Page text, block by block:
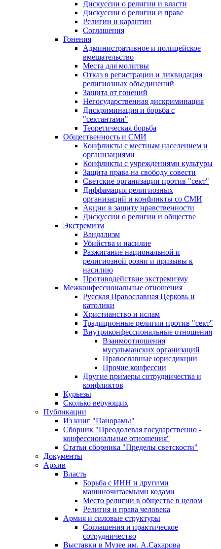
Дискуссии о религии и власти
Дискуссии о религии и праве
Религии и карантин
Соглашения
Гонения
Административное и полицейское
вмешательство
Места для молитвы
Отказ в регистрации и ликвидация
религиозных объединений
Защита от гонений
Негосударственная дискриминация
Дискриминация и борьба с
"сектантами"
Теоретическая борьба
Общественность и СМИ
Конфликты с местным населением и
организациями
Конфликты с учреждениями культуры
Защита права на свободу совести
Светские организации против "сект"
Диффамация религиозных
организаций и конфликты со СМИ
Акции в защиту нравственности
Дискуссии о религии и обществе
Экстремизм
Вандализм
Убийства и насилие
Разжигание национальной и
религиозной розни и призывы к
насилию
Противодействие экстремизму
Межконфессиональные отношения
Русская Православная Церковь и
католики
Христианство и ислам
Традиционные религии против "сект"
Внутриконфессиональные отношения
Взаимоотношения
мусульманских организаций
Православные юрисдикции
Прочие конфессии
Другие примеры сотрудничества и
конфликтов
Курьезы
Сколько верующих
Публикации
Из книг "Панорамы"
Сборник "Преодолевая государственно -
конфессиональные отношения"
Статьи сборника "Пределы светскости"
Документы
Архив
Власть
Борьба с ИНН и другими
машиночитаемыми кодами
Место религии в обществе в целом
Религия и права человека
Армия и силовые структуры
Соглашения и практическое
сотрудничество
Выставки в Музее им. А.Сахарова